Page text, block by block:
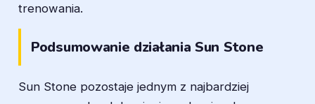
trenowania.
Podsumowanie działania Sun Stone
Sun Stone pozostaje jednym z najbardziej